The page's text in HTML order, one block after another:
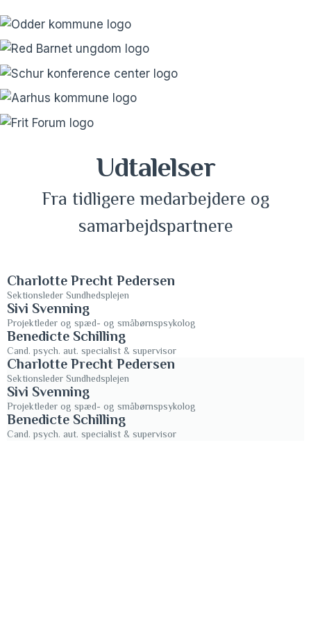
Udtalelser
Fra tidligere medarbejdere og
samarbejdspartnere
Charlotte Precht Pedersen
Sektionsleder Sundhedsplejen
Sivi Svenning
Projektleder og spæd- og småbørnspsykolog
Benedicte Schilling
Cand. psych. aut. specialist & supervisor
Charlotte Precht Pedersen
Sektionsleder Sundhedsplejen
Sivi Svenning
Projektleder og spæd- og småbørnspsykolog
Benedicte Schilling
Cand. psych. aut. specialist & supervisor